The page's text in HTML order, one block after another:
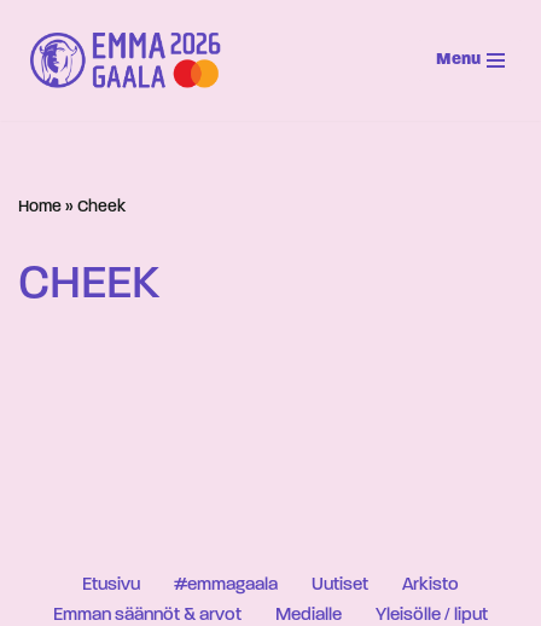
Siirry
suoraan
Menu
Home » Cheek
CHEEK
Etusivu #emmagaala Uutiset
Arkisto
Emman säännöt & arvot
Medialle
Yleisölle / liput